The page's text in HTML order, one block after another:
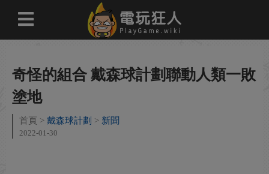
奇怪的組合 戴森球計劃聯動人類一敗
塗地
首頁 戴森球計劃 新聞
2022-01-30